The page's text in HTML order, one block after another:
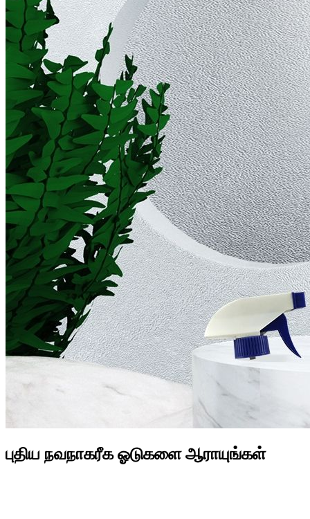
புதிய நவநாகரீக ஓடுகளை ஆராயுங்கள்